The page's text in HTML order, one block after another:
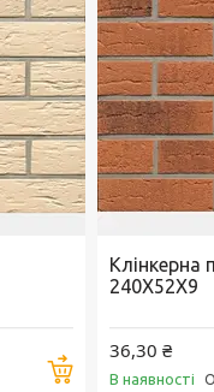
Купити
Клінкерна
240X52X9
36,30 ₴
В наявності